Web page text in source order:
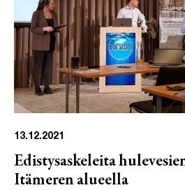
13.12.2021
Edistysaskeleita
Itämeren alueella